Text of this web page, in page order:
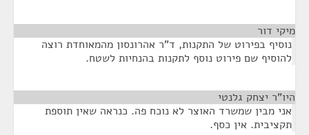
מיקי דור
נוסיף בפירוט של התקנות, ד"ר אהרונסון מהמאוחדת רוצה
להוסיף שם פירוט נוסף לתקנות בהנחיות לשטח.
היו"ר יצחק גלנטי
אני מבין שמשרד האוצר לא נוכח פה. כנראה שאין תוספת
תקציבית. אין כסף.